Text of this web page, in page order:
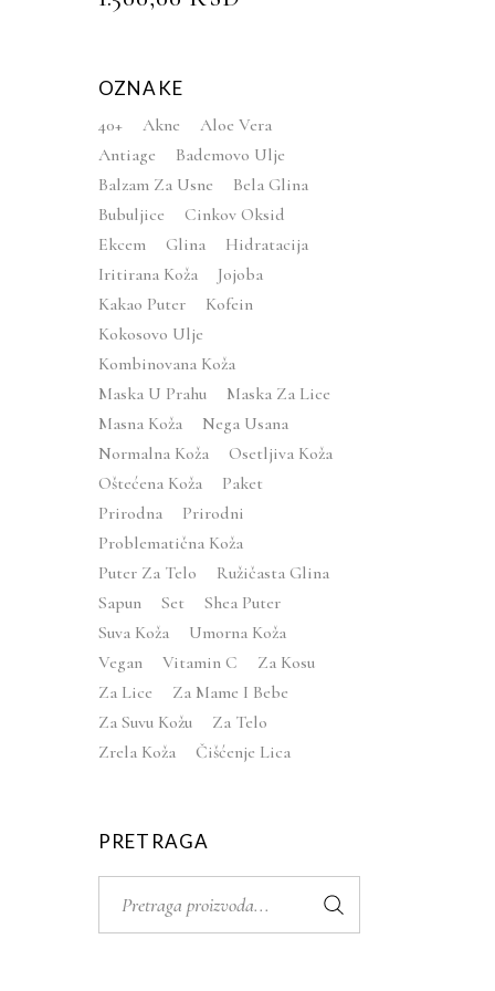
od 5
OZNAKE
40+ Akne
Aloe Vera
Antiage
Bademovo Ulje
Balzam Za Usne
Bela Glina
Bubuljice
Cinkov Oksid
Ekcem
Glina
Hidratacija
Iritirana Koža
Jojoba
Kakao Puter
Kofein
Kokosovo Ulje
Kombinovana Koža
Maska U Prahu
Maska Za Lice
Masna Koža
Nega Usana
Normalna Koža
Osetljiva Koža
Oštećena Koža
Paket
Prirodna
Prirodni
Problematična Koža
Puter Za Telo
Ružičasta Glina
Sapun
Set
Shea Puter
Suva Koža
Umorna Koža
Vegan
Vitamin C
Za Kosu
Za Lice
Za Mame I Bebe
Za Suvu Kožu
Za Telo
Zrela Koža
Čišćenje Lica
PRETRAGA
for: